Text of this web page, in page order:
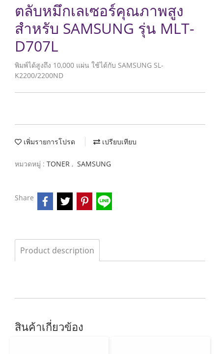
ตลับหมึกเลเซอร์คุณภาพสูง
สำหรับ SAMSUNG รุ่น MLT-
D707L
พิมพ์ได้สูงถึง 10,000 แผ่น ใช้ได้กับ SAMSUNG SL-
K2200/2200ND
เพิ่มรายการโปรด เปรียบเทียบ
หมวดหมู่ : TONER , SAMSUNG
Share
Product description
สินค้าเกี่ยวข้อง